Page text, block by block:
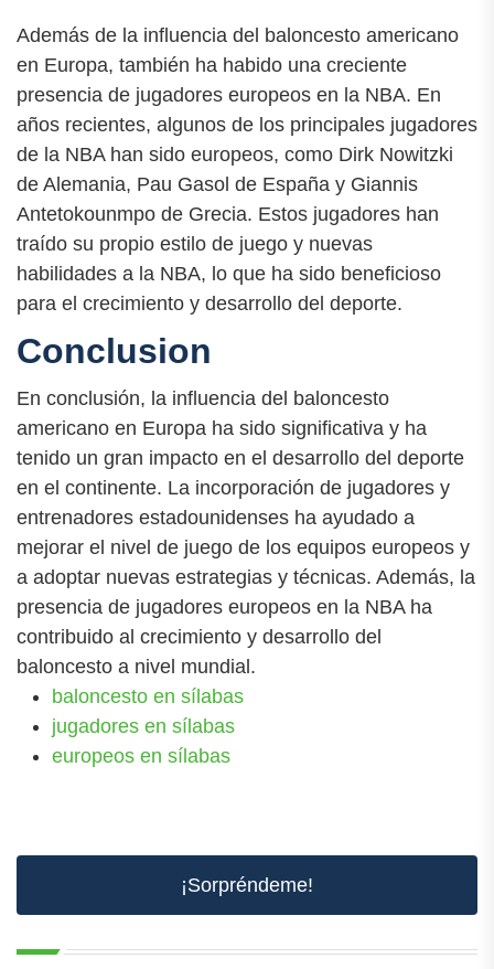
Además de la influencia del baloncesto americano
en Europa, también ha habido una creciente
presencia de jugadores europeos en la NBA. En
años recientes, algunos de los principales jugadores
de la NBA han sido europeos, como Dirk Nowitzki
de Alemania, Pau Gasol de España y Giannis
Antetokounmpo de Grecia. Estos jugadores han
traído su propio estilo de juego y nuevas
habilidades a la NBA, lo que ha sido beneficioso
para el crecimiento y desarrollo del deporte.
Conclusion
En conclusión, la influencia del baloncesto
americano en Europa ha sido significativa y ha
tenido un gran impacto en el desarrollo del deporte
en el continente. La incorporación de jugadores y
entrenadores estadounidenses ha ayudado a
mejorar el nivel de juego de los equipos europeos y
a adoptar nuevas estrategias y técnicas. Además, la
presencia de jugadores europeos en la NBA ha
contribuido al crecimiento y desarrollo del
baloncesto a nivel mundial.
baloncesto en sílabas
jugadores en sílabas
europeos en sílabas
¡Sorpréndeme!